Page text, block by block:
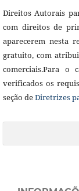
Direitos Autorais
com direitos de
aparecerem nesta
gratuito, com
comerciais.Para o
verificados os
seção deDiretrizes